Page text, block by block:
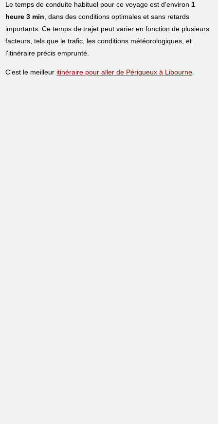
Le temps de conduite habituel pour ce voyage est d'environ1
heure 3 min, dans des conditions optimales et sans retards
importants. Ce temps de trajet peut varier en fonction de plusieurs
facteurs, tels que le trafic, les conditions météorologiques, et
l'itinéraire précis emprunté.
C'est le meilleur itinéraire pour aller de Périgueux à Libourne.